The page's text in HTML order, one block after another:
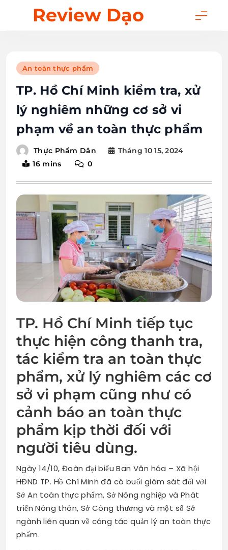
Review Dạo
An toàn thực phẩm
TP. Hồ Chí Minh kiểm tra, xử
lý nghiêm những cơ sở vi
phạm về an toàn thực phẩm
Thực Phẩm Dân
Tháng 10 15, 2024
16 mins
0
TP. Hồ Chí Minh tiếp tục
thực hiện công thanh tra,
tác kiểm tra an toàn thực
phẩm, xử lý nghiêm các cơ
sở vi phạm cũng như có
cảnh báo an toàn thực
phẩm kịp thời đối với
người tiêu dùng.
Ngày 14/10, Đoàn đại biểu Ban Văn hóa – Xã hội
HĐND TP. Hồ Chí Minh đã có buổi giám sát đối với
Sở An toàn thực phẩm, Sở Nông nghiệp và Phát
triển Nông thôn, Sở Công thương và một số Sở
ngành liên quan về công tác quản lý an toàn thực
phẩm.